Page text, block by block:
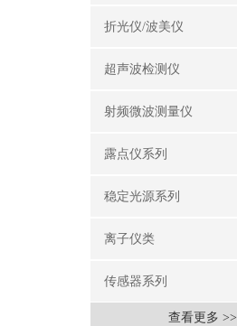
折光仪/波美仪
超声波检测仪
射频微波测量仪
露点仪系列
稳定光源系列
离子仪类
传感器系列
查看更多 >>